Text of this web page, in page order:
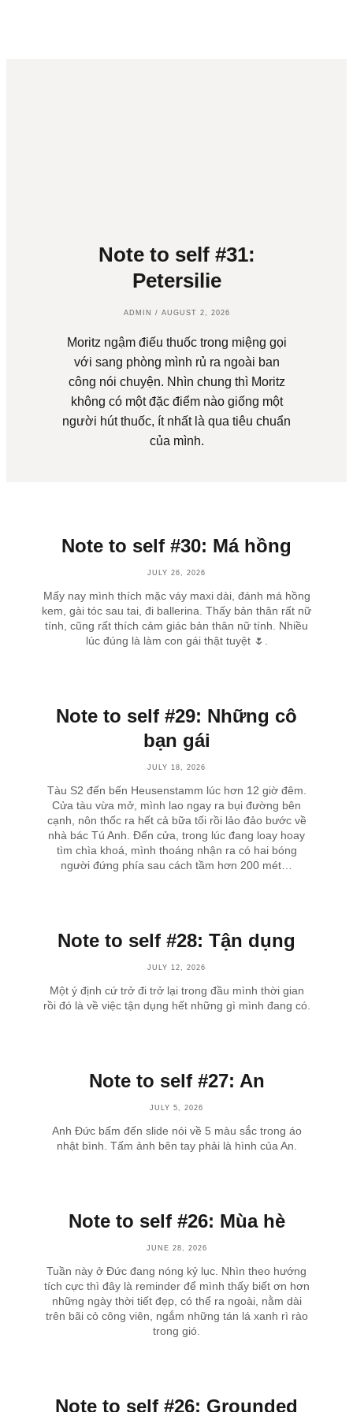
Note to self #31:
Petersilie
ADMIN AUGUST 2, 2026
Moritz ngậm điếu thuốc trong miệng gọi
với sang phòng mình rủ ra ngoài ban
công nói chuyện. Nhìn chung thì Moritz
không có một đặc điểm nào giống một
người hút thuốc, ít nhất là qua tiêu chuẩn
của mình.
Note to self #30: Má hồng
JULY 26, 2026
Mấy nay mình thích mặc váy maxi dài, đánh má hồng
kem, gài tóc sau tai, đi ballerina. Thấy bản thân rất nữ
tính, cũng rất thích cảm giác bản thân nữ tính. Nhiều
lúc đúng là làm con gái thật tuyệt 🌷.
Note to self #29: Những cô
bạn gái
JULY 18, 2026
Tàu S2 đến bến Heusenstamm lúc hơn 12 giờ đêm.
Cửa tàu vừa mở, mình lao ngay ra bụi đường bên
cạnh, nôn thốc ra hết cả bữa tối rồi lảo đảo bước về
nhà bác Tú Anh. Đến cửa, trong lúc đang loay hoay
tìm chìa khoá, mình thoáng nhận ra có hai bóng
người đứng phía sau cách tầm hơn 200 mét…
Note to self #28: Tận dụng
JULY 12, 2026
Một ý định cứ trở đi trở lại trong đầu mình thời gian
rồi đó là về việc tận dụng hết những gì mình đang có.
Note to self #27: An
JULY 5, 2026
Anh Đức bấm đến slide nói về 5 màu sắc trong áo
nhật bình. Tấm ảnh bên tay phải là hình của An.
Note to self #26: Mùa hè
JUNE 28, 2026
Tuần này ở Đức đang nóng kỷ lục. Nhìn theo hướng
tích cực thì đây là reminder để mình thấy biết ơn hơn
những ngày thời tiết đẹp, có thể ra ngoài, nằm dài
trên bãi cỏ công viên, ngắm những tán lá xanh rì rào
trong gió.
Note to self #26: Grounded